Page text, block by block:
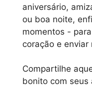
aniversário,
ou boa noite,
momentos -
coração e enviar
Compartilhe
bonito com seus